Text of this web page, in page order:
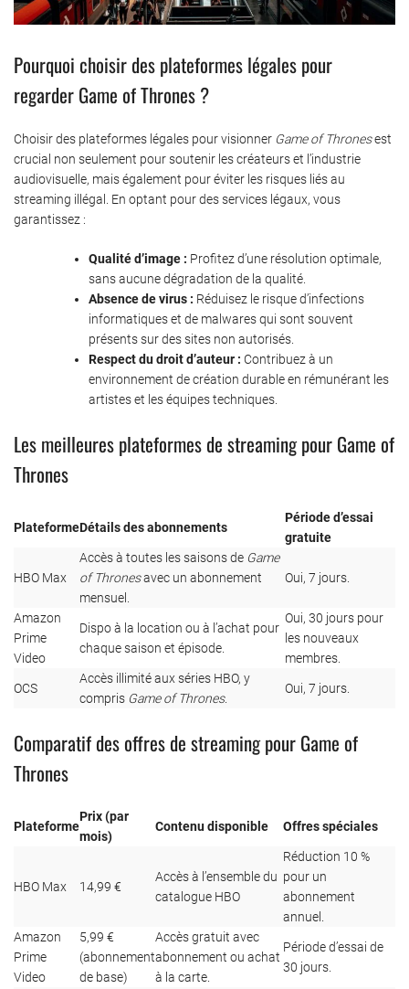
Pourquoi choisir des plateformes légales pour
regarder Game of Thrones ?
Choisir des plateformes légales pour visionner Game of Thronesest
crucial non seulement pour soutenir les créateurs et l’industrie
audiovisuelle, mais également pour éviter les risques liés au
streaming illégal. En optant pour des services légaux, vous
garantissez :
Qualité d’image : Profitez d’une résolution optimale,
sans aucune dégradation de la qualité.
Absence de virus : Réduisez le risque d’infections
informatiques et de malwares qui sont souvent
présents sur des sites non autorisés.
Respect du droit d’auteur : Contribuez à un
environnement de création durable en rémunérant les
artistes et les équipes techniques.
Les meilleures plateformes de streaming pour Game of
Thrones
PlateformeDétails des abonnements
Période d’essai
gratuite
HBO Max
Accès à toutes les saisons de Game
of Thronesavec un abonnement
mensuel.
Oui, 7 jours.
Amazon
Prime
Video
Dispo à la location ou à l’achat pour
chaque saison et épisode.
Oui, 30 jours pour
les nouveaux
membres.
OCS
Accès illimité aux séries HBO, y
compris Game of Thrones.
Oui, 7 jours.
Comparatif des offres de streaming pour Game of
Thrones
Plateforme
Prix (par
mois)
Contenu disponible Offres spéciales
HBO Max 14,99 €
Accès à l’ensemble du
catalogue HBO
Réduction 10 %
pour un
abonnement
annuel.
Amazon
Prime
Video
5,99 €
(abonnement
de base)
Accès gratuit avec
abonnement ou achat
à la carte.
Période d’essai de
30 jours.